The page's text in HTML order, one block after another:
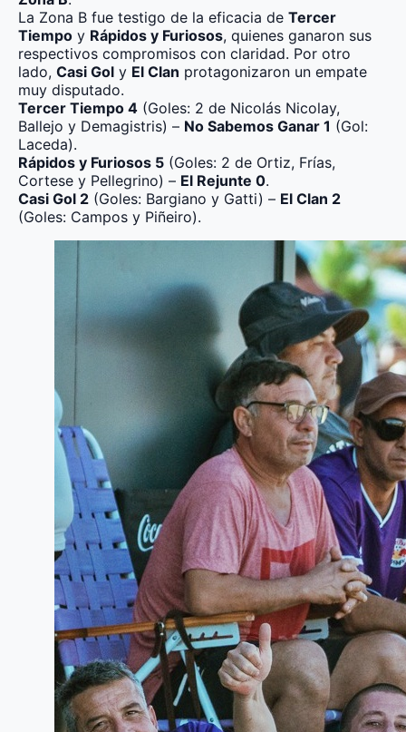
La Zona B fue testigo de la eficacia de Tercer
Tiempo y Rápidos y Furiosos, quienes ganaron sus
respectivos compromisos con claridad. Por otro
lado, Casi Gol y El Clan protagonizaron un empate
muy disputado.
Tercer Tiempo 4 (Goles: 2 de Nicolás Nicolay,
Ballejo y Demagistris) – No Sabemos Ganar 1 (Gol:
Laceda).
Rápidos y Furiosos 5 (Goles: 2 de Ortiz, Frías,
Cortese y Pellegrino) – El Rejunte 0.
Casi Gol 2 (Goles: Bargiano y Gatti) – El Clan 2
(Goles: Campos y Piñeiro).